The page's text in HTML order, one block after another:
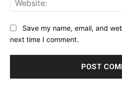
Save my name, email, and
next time I comment.